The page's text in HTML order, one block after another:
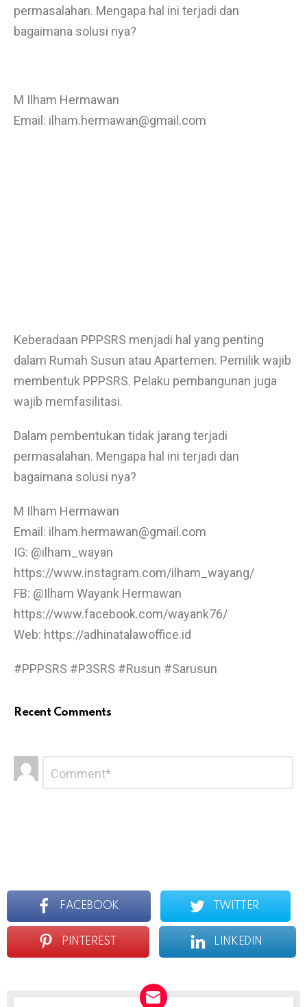
permasalahan. Mengapa hal ini terjadi dan
bagaimana solusi nya?
M Ilham Hermawan
Email: ilham.hermawan@gmail.com
Keberadaan PPPSRS menjadi hal yang penting
dalam Rumah Susun atau Apartemen. Pemilik wajib
membentuk PPPSRS. Pelaku pembangunan juga
wajib memfasilitasi.
Dalam pembentukan tidak jarang terjadi
permasalahan. Mengapa hal ini terjadi dan
bagaimana solusi nya?
M Ilham Hermawan
Email: ilham.hermawan@gmail.com
IG: @ilham_wayan
https://www.instagram.com/ilham_wayang/
FB: @Ilham Wayank Hermawan
https://www.facebook.com/wayank76/
Web: https://adhinatalawoffice.id
#PPPSRS #P3SRS #Rusun #Sarusun
Recent Comments
e
FACEBOOK TWITTER
PINTEREST LINKEDIN